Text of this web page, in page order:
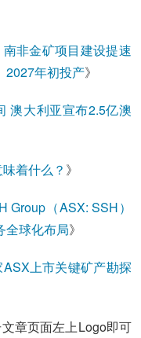
非金矿项目建设提速
2027年初投产》
澳大利亚宣布2.5亿澳
着什么？ 》
（ASX: SSH）
全球化布局》
上市关键矿产勘探
章页面左上Logo即可